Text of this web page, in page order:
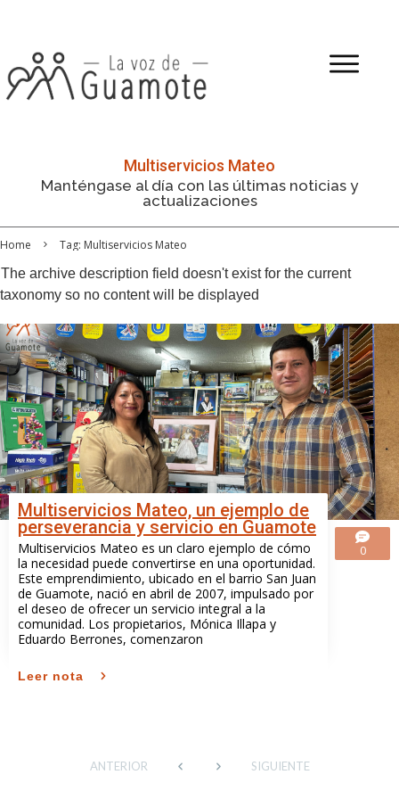
Multiservicios Mateo
Manténgase al día con las últimas noticias y
actualizaciones
Home
Tag: Multiservicios Mateo
The archive description field doesn't exist for the current
taxonomy so no content will be displayed
Multiservicios Mateo, un ejemplo de
perseverancia y servicio en Guamote
Multiservicios Mateo es un claro ejemplo de cómo
la necesidad puede convertirse en una oportunidad.
Este emprendimiento, ubicado en el barrio San Juan
de Guamote, nació en abril de 2007, impulsado por
el deseo de ofrecer un servicio integral a la
comunidad. Los propietarios, Mónica Illapa y
Eduardo Berrones, comenzaron
Leer nota
0
ANTERIOR SIGUIENTE